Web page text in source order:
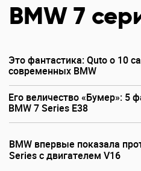
BMW 7
Это фантастика: Quto о 10
современных BMW
Его величество «Бумер»: 5
BMW 7 Series E38
BMW впервые показала
Series с двигателем V16